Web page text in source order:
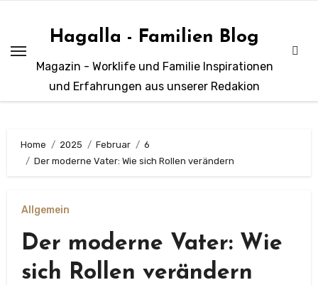
springen
Hagalla - Familien Blog
Magazin - Worklife und Familie Inspirationen
und Erfahrungen aus unserer Redakion
Home 2025 Februar
6
Der moderne Vater: Wie sich Rollen verändern
Allgemein
Der moderne Vater: Wie
sich Rollen verändern